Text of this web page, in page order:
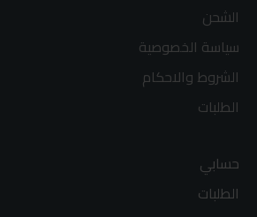
الشحن
سياسة الخصوصية
الشروط والاحكام
الطلبات
حسابي
الطلبات